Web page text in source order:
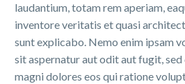
laudantium, totam rem aperiam,
inventore veritatis et quasi
sunt explicabo. Nemo enim ipsam
sit aspernatur aut odit aut fugit, sed
magni dolores eos qui ratione